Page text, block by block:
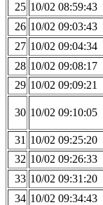
25 10/02 08:59:43
26 10/02 09:03:43
27 10/02 09:04:34
28 10/02 09:08:17
29 10/02 09:09:21
30 10/02 09:10:05
31 10/02 09:25:20
32 10/02 09:26:33
33 10/02 09:31:20
34 10/02 09:34:43